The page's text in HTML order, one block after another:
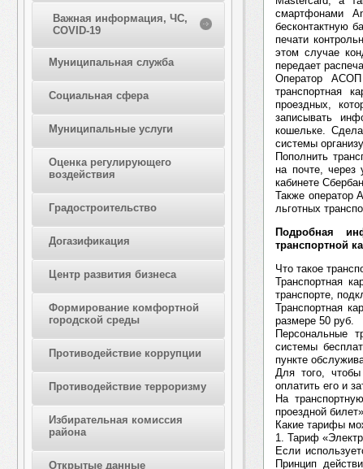
Важная информация, ЧС,
COVID-19
Муниципальная служба
Социальная сфера
Муниципальные услуги
Оценка регулирующего
воздействия
Градостроительство
Догазификация
Центр развития бизнеса
Формирование комфортной
городской среды
Противодействие коррупции
Противодействие терроризму
Избирательная комиссия
района
Открытые данные
смартфонами
бесконтактную
печати
этом случае
передает
Оператор АСОП
транспортная
проездных,
записывать
кошельке.
системы
Пополнить
на почте, через
кабинете
Также оператор
льготных
Подробная
транспортной
Что такое
Транспортная
транспорте,
Транспортная
размере 50 руб.
Персональные
системы
пункте
Для того,
оплатить его и
На
проездной билет».
Какие тарифы
1. Тариф
Если
Принцип